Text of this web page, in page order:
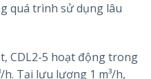
quá trình sử dụng lâu
CDL2-5 hoạt động trong
Tại lưu lượng 1 m³/h,